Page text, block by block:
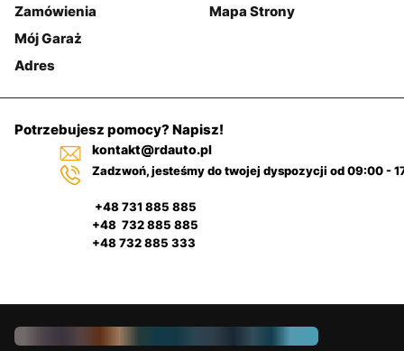
Zamówienia
Mój Garaż
Adres
Mapa Strony
Potrzebujesz pomocy? Napisz!
kontakt@rdauto.pl
Zadzwoń, jesteśmy do twojej dyspozycji od 09:00 -
+48 731 885 885
+48 732 885 885
+48 732 885 333